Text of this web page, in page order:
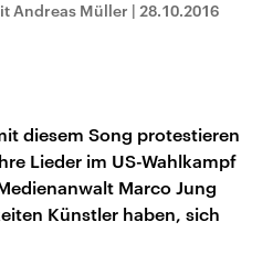
Andreas Müller | 28.10.2016
diesem Song protestieren
Lieder im US-Wahlkampf
Marco Jung
Künstler haben, sich